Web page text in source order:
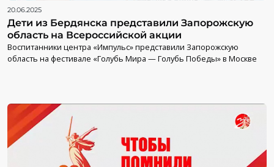
20.06.2025
Дети из Бердянска представили Запорожскую
область на Всероссийской акции
Воспитанники центра «Импульс» представили Запорожскую
область на фестивале «Голубь Мира — Голубь Победы» в Москве